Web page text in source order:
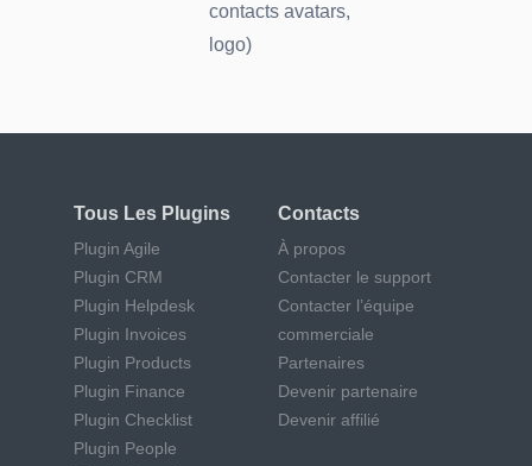
contacts avatars,
logo)
Tous Les Plugins
Plugin Agile
Plugin CRM
Plugin Helpdesk
Plugin Invoices
Plugin Products
Plugin Finance
Plugin Checklist
Plugin People
Contacts
À propos
Contacter le support
Contacter l’équipe
commerciale
Partenaires
Devenir partenaire
Devenir affilié